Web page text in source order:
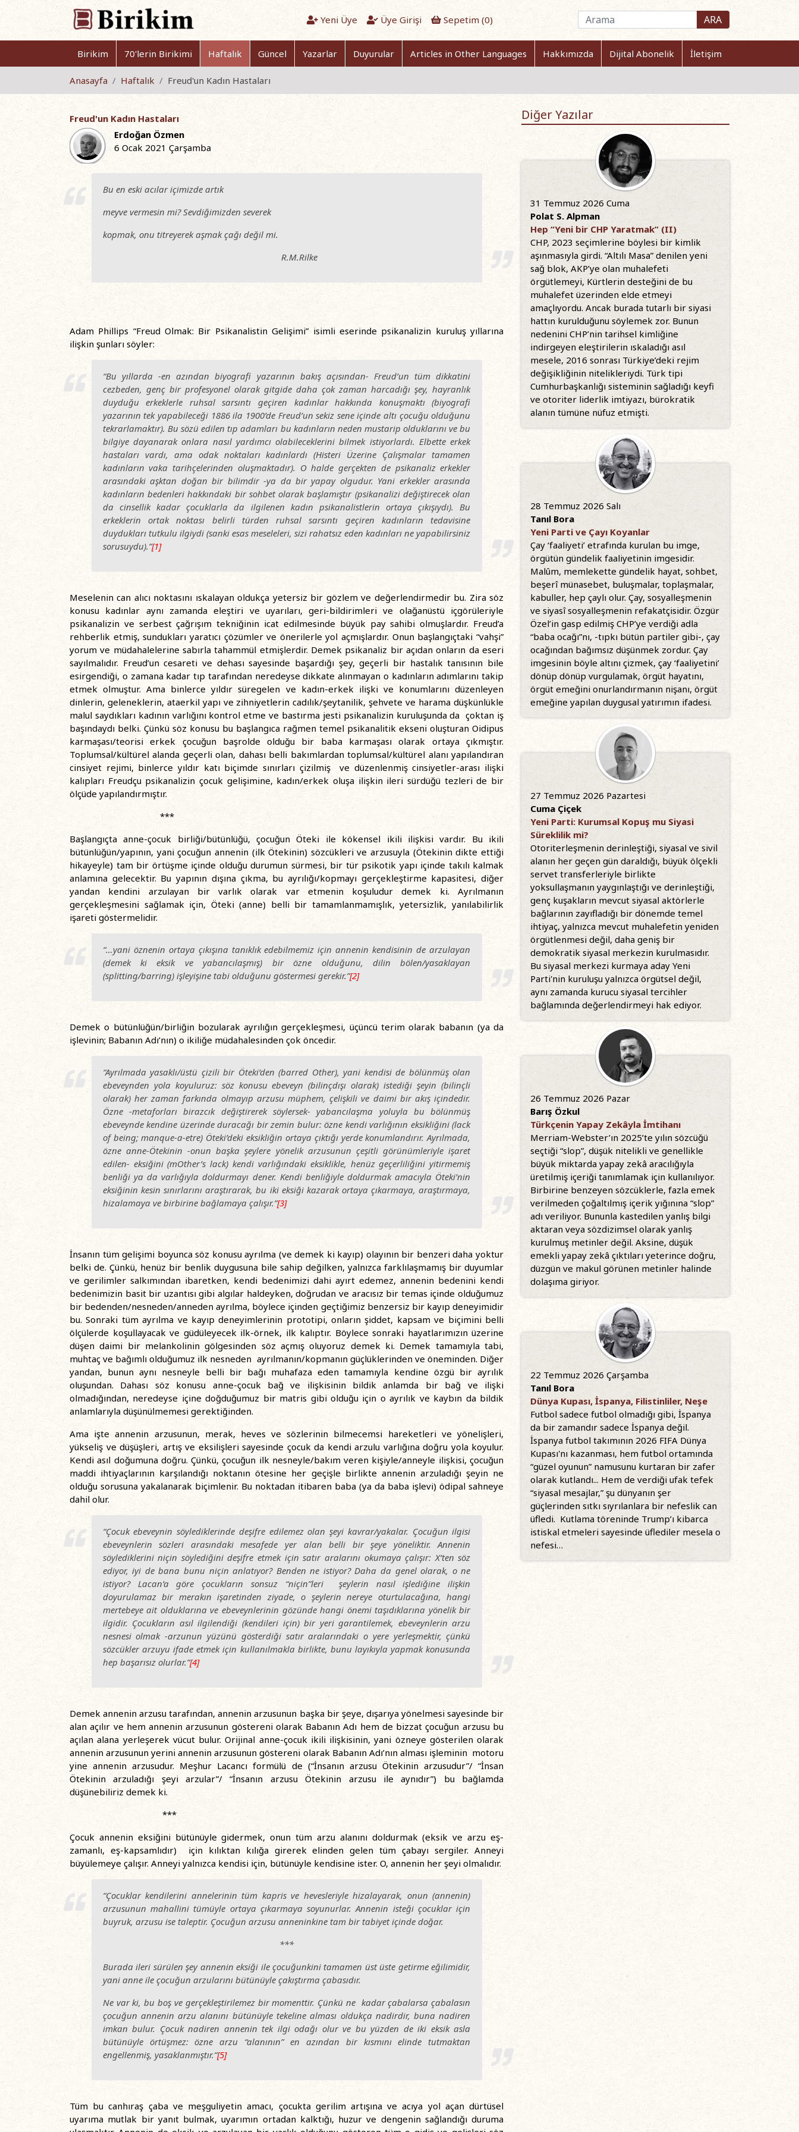
Yeni Üye Üye Girişi Sepetim (0) ARA
Birikim 70'lerin Birikimi Haftalık Güncel Yazarlar Duyurular Articles in Other Languages Hakkımızda Dijital Abonelik İletişim
Anasayfa Haftalık Freud'un Kadın Hastaları
Freud'un Kadın Hastaları
Erdoğan Özmen
6 Ocak 2021 Çarşamba
Bu en eski acılar içimizde artık
meyve vermesin mi? Sevdiğimizden severek
kopmak, onu titreyerek aşmak çağı değil mi.
R.M.Rilke
Adam Phillips “Freud Olmak: Bir Psikanalistin Gelişimi” isimli eserinde psikanalizin kuruluş yıllarına
ilişkin şunları söyler:
“Bu yıllarda -en azından biyografi yazarının bakış açısından- Freud’un tüm dikkatini
cezbeden, genç bir profesyonel olarak gitgide daha çok zaman harcadığı şey, hayranlık
duyduğu erkeklerle ruhsal sarsıntı geçiren kadınlar hakkında konuşmaktı (biyografi
yazarının tek yapabileceği 1886 ila 1900’de Freud’un sekiz sene içinde altı çocuğu olduğunu
tekrarlamaktır). Bu sözü edilen tıp adamları bu kadınların neden mustarip olduklarını ve bu
bilgiye dayanarak onlara nasıl yardımcı olabileceklerini bilmek istiyorlardı. Elbette erkek
hastaları vardı, ama odak noktaları kadınlardı (Histeri Üzerine Çalışmalartamamen
kadınların vaka tarihçelerinden oluşmaktadır). O halde gerçekten de psikanaliz erkekler
arasındaki aşktan doğan bir bilimdir -ya da bir yapay olgudur. Yani erkekler arasında
kadınların bedenleri hakkındaki bir sohbet olarak başlamıştır (psikanalizi değiştirecek olan
da cinsellik kadar çocuklarla da ilgilenen kadın psikanalistlerin ortaya çıkışıydı). Bu
erkeklerin ortak noktası belirli türden ruhsal sarsıntı geçiren kadınların tedavisine
duydukları tutkulu ilgiydi (sanki esas meseleleri, sizi rahatsız eden kadınları ne yapabilirsiniz
sorusuydu).”[1]
Meselenin can alıcı noktasını ıskalayan oldukça yetersiz bir gözlem ve değerlendirmedir bu. Zira söz
konusu kadınlar aynı zamanda eleştiri ve uyarıları, geri-bildirimleri ve olağanüstü içgörüleriyle
psikanalizin ve serbest çağrışım tekniğinin icat edilmesinde büyük pay sahibi olmuşlardır. Freud’a
rehberlik etmiş, sundukları yaratıcı çözümler ve önerilerle yol açmışlardır. Onun başlangıçtaki “vahşi”
yorum ve müdahalelerine sabırla tahammül etmişlerdir. Demek psikanaliz bir açıdan onların da eseri
sayılmalıdır. Freud’un cesareti ve dehası sayesinde başardığı şey, geçerli bir hastalık tanısının bile
esirgendiği, o zamana kadar tıp tarafından neredeyse dikkate alınmayan o kadınların adımlarını takip
etmek olmuştur. Ama binlerce yıldır süregelen ve kadın-erkek ilişki ve konumlarını düzenleyen
dinlerin, geleneklerin, ataerkil yapı ve zihniyetlerin cadılık/şeytanilik, şehvete ve harama düşkünlükle
malul saydıkları kadının varlığını kontrol etme ve bastırma jesti psikanalizin kuruluşunda da çoktan iş
başındaydı belki. Çünkü söz konusu bu başlangıca rağmen temel psikanalitik ekseni oluşturan Oidipus
karmaşası/teorisi erkek çocuğun başrolde olduğu bir baba karmaşası olarak ortaya çıkmıştır.
Toplumsal/kültürel alanda geçerli olan, dahası belli bakımlardan toplumsal/kültürel alanı yapılandıran
cinsiyet rejimi, binlerce yıldır katı biçimde sınırları çizilmiş ve düzenlenmiş cinsiyetler-arası ilişki
kalıpları Freudçu psikanalizin çocuk gelişimine, kadın/erkek oluşa ilişkin ileri sürdüğü tezleri de bir
ölçüde yapılandırmıştır.
***
Başlangıçta anne-çocuk birliği/bütünlüğü, çocuğun Öteki ile kökensel ikili ilişkisi vardır. Bu ikili
bütünlüğün/yapının, yani çocuğun annenin (ilk Ötekinin) sözcükleri ve arzusuyla (Ötekinin dikte ettiği
hikayeyle) tam bir örtüşme içinde olduğu durumun sürmesi, bir tür psikotik yapı içinde takılı kalmak
anlamına gelecektir. Bu yapının dışına çıkma, bu ayrılığı/kopmayı gerçekleştirme kapasitesi, diğer
yandan kendini arzulayan bir varlık olarak var etmenin koşuludur demek ki. Ayrılmanın
gerçekleşmesini sağlamak için, Öteki (anne) belli bir tamamlanmamışlık, yetersizlik, yanılabilirlik
işareti göstermelidir.
“…yani öznenin ortaya çıkışına tanıklık edebilmemiz için annenin kendisinin de arzulayan
(demek ki eksik ve yabancılaşmış) bir özne olduğunu, dilin bölen/yasaklayan
(splitting/barring) işleyişine tabi olduğunu göstermesi gerekir.”[2]
Demek o bütünlüğün/birliğin bozularak ayrılığın gerçekleşmesi, üçüncü terim olarak babanın (ya da
işlevinin; Babanın Adı’nın) o ikiliğe müdahalesinden çok öncedir.
“Ayrılmada yasaklı/üstü çizili bir Öteki’den (barred Other), yani kendisi de bölünmüş olan
ebeveynden yola koyuluruz: söz konusu ebeveyn (bilinçdışı olarak) istediği şeyin (bilinçli
olarak) her zaman farkında olmayıp arzusu müphem, çelişkili ve daimi bir akış içindedir.
Özne -metaforları birazcık değiştirerek söylersek- yabancılaşma yoluyla bu bölünmüş
ebeveynde kendine üzerinde duracağı bir zemin bulur: özne kendi varlığının eksikliğini (lack
of being; manque-a-etre) Öteki’deki eksikliğin ortaya çıktığı yerde konumlandırır. Ayrılmada,
özne anne-Ötekinin -onun başka şeylere yönelik arzusunun çeşitli görünümleriyle işaret
edilen- eksiğini (mOther’s lack) kendi varlığındaki eksiklikle, henüz geçerliliğini yitirmemiş
benliği ya da varlığıyla doldurmayı dener. Kendi benliğiyle doldurmak amacıyla Öteki’nin
eksiğinin kesin sınırlarını araştırarak, bu iki eksiği kazarak ortaya çıkarmaya, araştırmaya,
hizalamaya ve birbirine bağlamaya çalışır.”[3]
İnsanın tüm gelişimi boyunca söz konusu ayrılma (ve demek ki kayıp) olayının bir benzeri daha yoktur
belki de. Çünkü, henüz bir benlik duygusuna bile sahip değilken, yalnızca farklılaşmamış bir duyumlar
ve gerilimler salkımından ibaretken, kendi bedenimizi dahi ayırt edemez, annenin bedenini kendi
bedenimizin basit bir uzantısı gibi algılar haldeyken, doğrudan ve aracısız bir temas içinde olduğumuz
bir bedenden/nesneden/anneden ayrılma, böylece içinden geçtiğimiz benzersiz bir kayıp deneyimidir
bu. Sonraki tüm ayrılma ve kayıp deneyimlerinin prototipi, onların şiddet, kapsam ve biçimini belli
ölçülerde koşullayacak ve güdüleyecek ilk-örnek, ilk kalıptır. Böylece sonraki hayatlarımızın üzerine
düşen daimi bir melankolinin gölgesinden söz açmış oluyoruz demek ki. Demek tamamıyla tabi,
muhtaç ve bağımlı olduğumuz ilk nesneden ayrılmanın/kopmanın güçlüklerinden ve öneminden. Diğer
yandan, bunun aynı nesneyle belli bir bağı muhafaza eden tamamıyla kendine özgü bir ayrılık
oluşundan. Dahası söz konusu anne-çocuk bağ ve ilişkisinin bildik anlamda bir bağ ve ilişki
olmadığından, neredeyse içine doğduğumuz bir matris gibi olduğu için o ayrılık ve kaybın da bildik
anlamlarıyla düşünülmemesi gerektiğinden.
Ama işte annenin arzusunun, merak, heves ve sözlerinin bilmecemsi hareketleri ve yönelişleri,
yükseliş ve düşüşleri, artış ve eksilişleri sayesinde çocuk da kendi arzulu varlığına doğru yola koyulur.
Kendi asıl doğumuna doğru. Çünkü, çocuğun ilk nesneyle/bakım veren kişiyle/anneyle ilişkisi, çocuğun
maddi ihtiyaçlarının karşılandığı noktanın ötesine her geçişle birlikte annenin arzuladığı şeyin ne
olduğu sorusuna yakalanarak biçimlenir. Bu noktadan itibaren baba (ya da baba işlevi) ödipal sahneye
dahil olur.
“Çocuk ebeveynin söylediklerinde deşifre edilemez olan şeyi kavrar/yakalar. Çocuğun ilgisi
ebeveynlerin sözleri arasındaki mesafede yer alan belli bir şeye yöneliktir. Annenin
söylediklerini niçin söylediğini deşifre etmek için satır aralarını okumaya çalışır: X’ten söz
ediyor, iyi de bana bunu niçin anlatıyor? Benden ne istiyor? Daha da genel olarak, o ne
istiyor? Lacan’a göre çocukların sonsuz “niçin”leri şeylerin nasıl işlediğine ilişkin
doyurulamaz bir merakın işaretinden ziyade, o şeylerin nereye oturtulacağına, hangi
mertebeye ait olduklarına ve ebeveynlerinin gözünde hangi önemi taşıdıklarına yönelik bir
ilgidir. Çocukların asıl ilgilendiği (kendileri için) bir yeri garantilemek, ebeveynlerin arzu
nesnesi olmak -arzunun yüzünü gösterdiği satır aralarındaki o yere yerleşmektir, çünkü
sözcükler arzuyu ifade etmek için kullanılmakla birlikte, bunu layıkıyla yapmak konusunda
hep başarısız olurlar.”[4]
Demek annenin arzusu tarafından, annenin arzusunun başka bir şeye, dışarıya yönelmesi sayesinde bir
alan açılır ve hem annenin arzusunun göstereni olarak Babanın Adı hem de bizzat çocuğun arzusu bu
açılan alana yerleşerek vücut bulur. Orijinal anne-çocuk ikili ilişkisinin, yani özneye gösterilen olarak
annenin arzusunun yerini annenin arzusunun göstereni olarak Babanın Adı’nın alması işleminin motoru
yine annenin arzusudur. Meşhur Lacancı formülü de (“İnsanın arzusu Ötekinin arzusudur”/ “İnsan
Ötekinin arzuladığı şeyi arzular”/ “İnsanın arzusu Ötekinin arzusu ile aynıdır”) bu bağlamda
düşünebiliriz demek ki.
***
Çocuk annenin eksiğini bütünüyle gidermek, onun tüm arzu alanını doldurmak (eksik ve arzu eş-
zamanlı, eş-kapsamlıdır) için kılıktan kılığa girerek elinden gelen tüm çabayı sergiler. Anneyi
büyülemeye çalışır. Anneyi yalnızca kendisi için, bütünüyle kendisine ister. O, annenin her şeyi olmalıdır.
“Çocuklar kendilerini annelerinin tüm kapris ve hevesleriyle hizalayarak, onun (annenin)
arzusunun mahallini tümüyle ortaya çıkarmaya soyunurlar. Annenin isteği çocuklar için
buyruk, arzusu ise taleptir. Çocuğun arzusu anneninkine tam bir tabiyet içinde doğar.
***
Burada ileri sürülen şey annenin eksiği ile çocuğunkini tamamen üst üste getirme eğilimidir,
yani anne ile çocuğun arzularını bütünüyle çakıştırma çabasıdır.
Ne var ki, bu boş ve gerçekleştirilemez bir momenttir. Çünkü ne kadar çabalarsa çabalasın
çocuğun annenin arzu alanını bütünüyle tekeline alması oldukça nadirdir, buna nadiren
imkan bulur. Çocuk nadiren annenin tek ilgi odağı olur ve bu yüzden de iki eksik asla
bütünüyle örtüşmez: özne arzu “alanının” en azından bir kısmını elinde tutmaktan
engellenmiş, yasaklanmıştır.”[5]
Tüm bu canhıraş çaba ve meşguliyetin amacı, çocukta gerilim artışına ve acıya yol açan dürtüsel
uyarıma mutlak bir yanıt bulmak, uyarımın ortadan kalktığı, huzur ve dengenin sağlandığı duruma
Diğer Yazılar
31 Temmuz 2026 Cuma
Polat S. Alpman
Hep “Yeni bir CHP Yaratmak” (II)
CHP, 2023 seçimlerine böylesi bir kimlik
aşınmasıyla girdi. “Altılı Masa” denilen yeni
sağ blok, AKP’ye olan muhalefeti
örgütlemeyi, Kürtlerin desteğini de bu
muhalefet üzerinden elde etmeyi
amaçlıyordu. Ancak burada tutarlı bir siyasi
hattın kurulduğunu söylemek zor. Bunun
nedenini CHP’nin tarihsel kimliğine
indirgeyen eleştirilerin ıskaladığı asıl
mesele, 2016 sonrası Türkiye’deki rejim
değişikliğinin nitelikleriydi. Türk tipi
Cumhurbaşkanlığı sisteminin sağladığı keyfi
ve otoriter liderlik imtiyazı, bürokratik
alanın tümüne nüfuz etmişti.
28 Temmuz 2026 Salı
Tanıl Bora
Yeni Parti ve Çayı Koyanlar
Çay ‘faaliyeti’ etrafında kurulan bu imge,
örgütün gündelik faaliyetinin imgesidir.
Malûm, memlekette gündelik hayat, sohbet,
beşerî münasebet, buluşmalar, toplaşmalar,
kabuller, hep çaylı olur. Çay, sosyalleşmenin
ve siyasî sosyalleşmenin refakatçisidir. Özgür
Özel’in gasp edilmiş CHP’ye verdiği adla
“baba ocağı”nı, -tıpkı bütün partiler gibi-, çay
ocağından bağımsız düşünmek zordur. Çay
imgesinin böyle altını çizmek, çay ‘faaliyetini’
dönüp dönüp vurgulamak, örgüt hayatını,
örgüt emeğini onurlandırmanın nişanı, örgüt
emeğine yapılan duygusal yatırımın ifadesi.
27 Temmuz 2026 Pazartesi
Cuma Çiçek
Yeni Parti: Kurumsal Kopuş mu Siyasi
Süreklilik mi?
Otoriterleşmenin derinleştiği, siyasal ve sivil
alanın her geçen gün daraldığı, büyük ölçekli
servet transferleriyle birlikte
yoksullaşmanın yaygınlaştığı ve derinleştiği,
genç kuşakların mevcut siyasal aktörlerle
bağlarının zayıfladığı bir dönemde temel
ihtiyaç, yalnızca mevcut muhalefetin yeniden
örgütlenmesi değil, daha geniş bir
demokratik siyasal merkezin kurulmasıdır.
Bu siyasal merkezi kurmaya aday Yeni
Parti'nin kuruluşu yalnızca örgütsel değil,
aynı zamanda kurucu siyasal tercihler
bağlamında değerlendirmeyi hak ediyor.
26 Temmuz 2026 Pazar
Barış Özkul
Türkçenin Yapay Zekâyla İmtihanı
Merriam-Webster’ın 2025’te yılın sözcüğü
seçtiği “slop”, düşük nitelikli ve genellikle
büyük miktarda yapay zekâ aracılığıyla
üretilmiş içeriği tanımlamak için kullanılıyor.
Birbirine benzeyen sözcüklerle, fazla emek
verilmeden çoğaltılmış içerik yığınına “slop”
adı veriliyor. Bununla kastedilen yanlış bilgi
aktaran veya sözdizimsel olarak yanlış
kurulmuş metinler değil. Aksine, düşük
emekli yapay zekâ çıktıları yeterince doğru,
düzgün ve makul görünen metinler halinde
dolaşıma giriyor.
22 Temmuz 2026 Çarşamba
Tanıl Bora
Dünya Kupası, İspanya, Filistinliler, Neşe
Futbol sadece futbol olmadığı gibi, İspanya
da bir zamandır sadece İspanya değil.
İspanya futbol takımının 2026 FIFA Dünya
Kupası'nı kazanması, hem futbol ortamında
“güzel oyunun” namusunu kurtaran bir zafer
olarak kutlandı... Hem de verdiği ufak tefek
“siyasal mesajlar,” şu dünyanın şer
güçlerinden sıtkı sıyrılanlara bir nefeslik can
üfledi. Kutlama töreninde Trump’ı kibarca
istiskal etmeleri sayesinde üflediler mesela o
nefesi…